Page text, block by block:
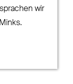
wir